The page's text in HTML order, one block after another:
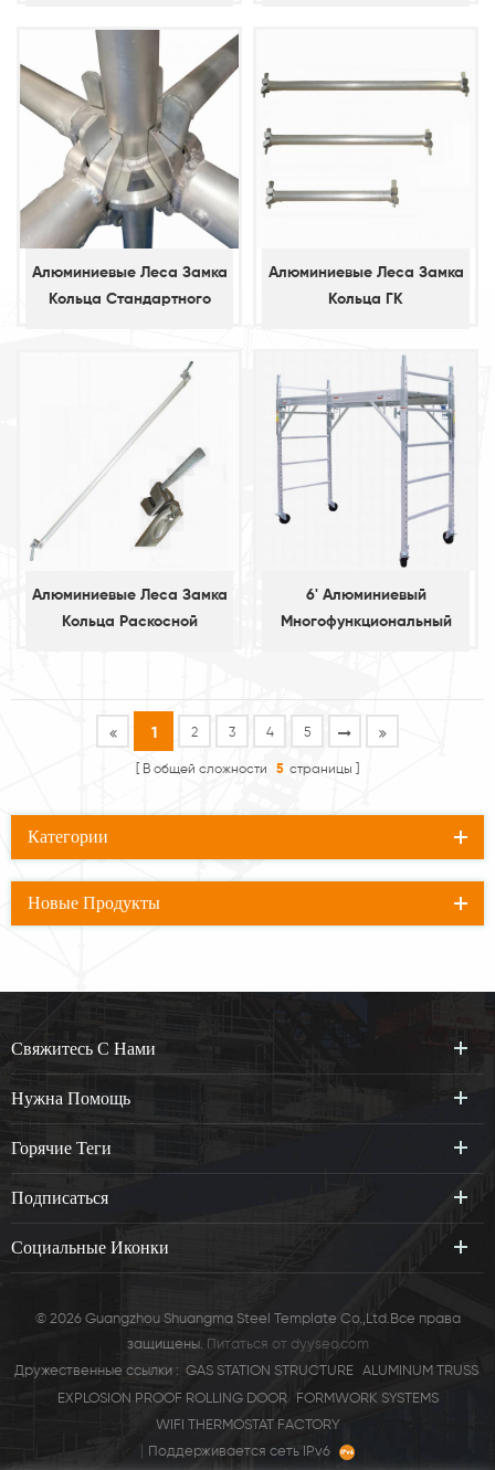
Алюминиевые Леса Замка
Кольца Стандартного
Алюминиевые Леса Замка
Кольца ГК
Алюминиевые Леса Замка
Кольца Раскосной
6' Алюминиевый
Многофункциональный
1 2 3 4 5
В общей сложности 5 страницы
Категории
Новые Продукты
Свяжитесь С Нами
Нужна Помощь
Горячие Теги
Подписаться
Социальные Иконки
© 2026 Guangzhou Shuangma Steel Template Co.,Ltd.Все права
защищены.
Питаться от dyyseo.com
Дружественные ссылки : GAS STATION STRUCTURE
ALUMINUM TRUSS
EXPLOSION PROOF ROLLING DOOR
FORMWORK SYSTEMS
WIFI THERMOSTAT FACTORY
Поддерживается сеть IPv6